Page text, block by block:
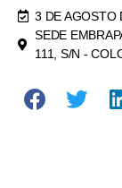
3 DE AGOSTO
SEDE
111, S/N -